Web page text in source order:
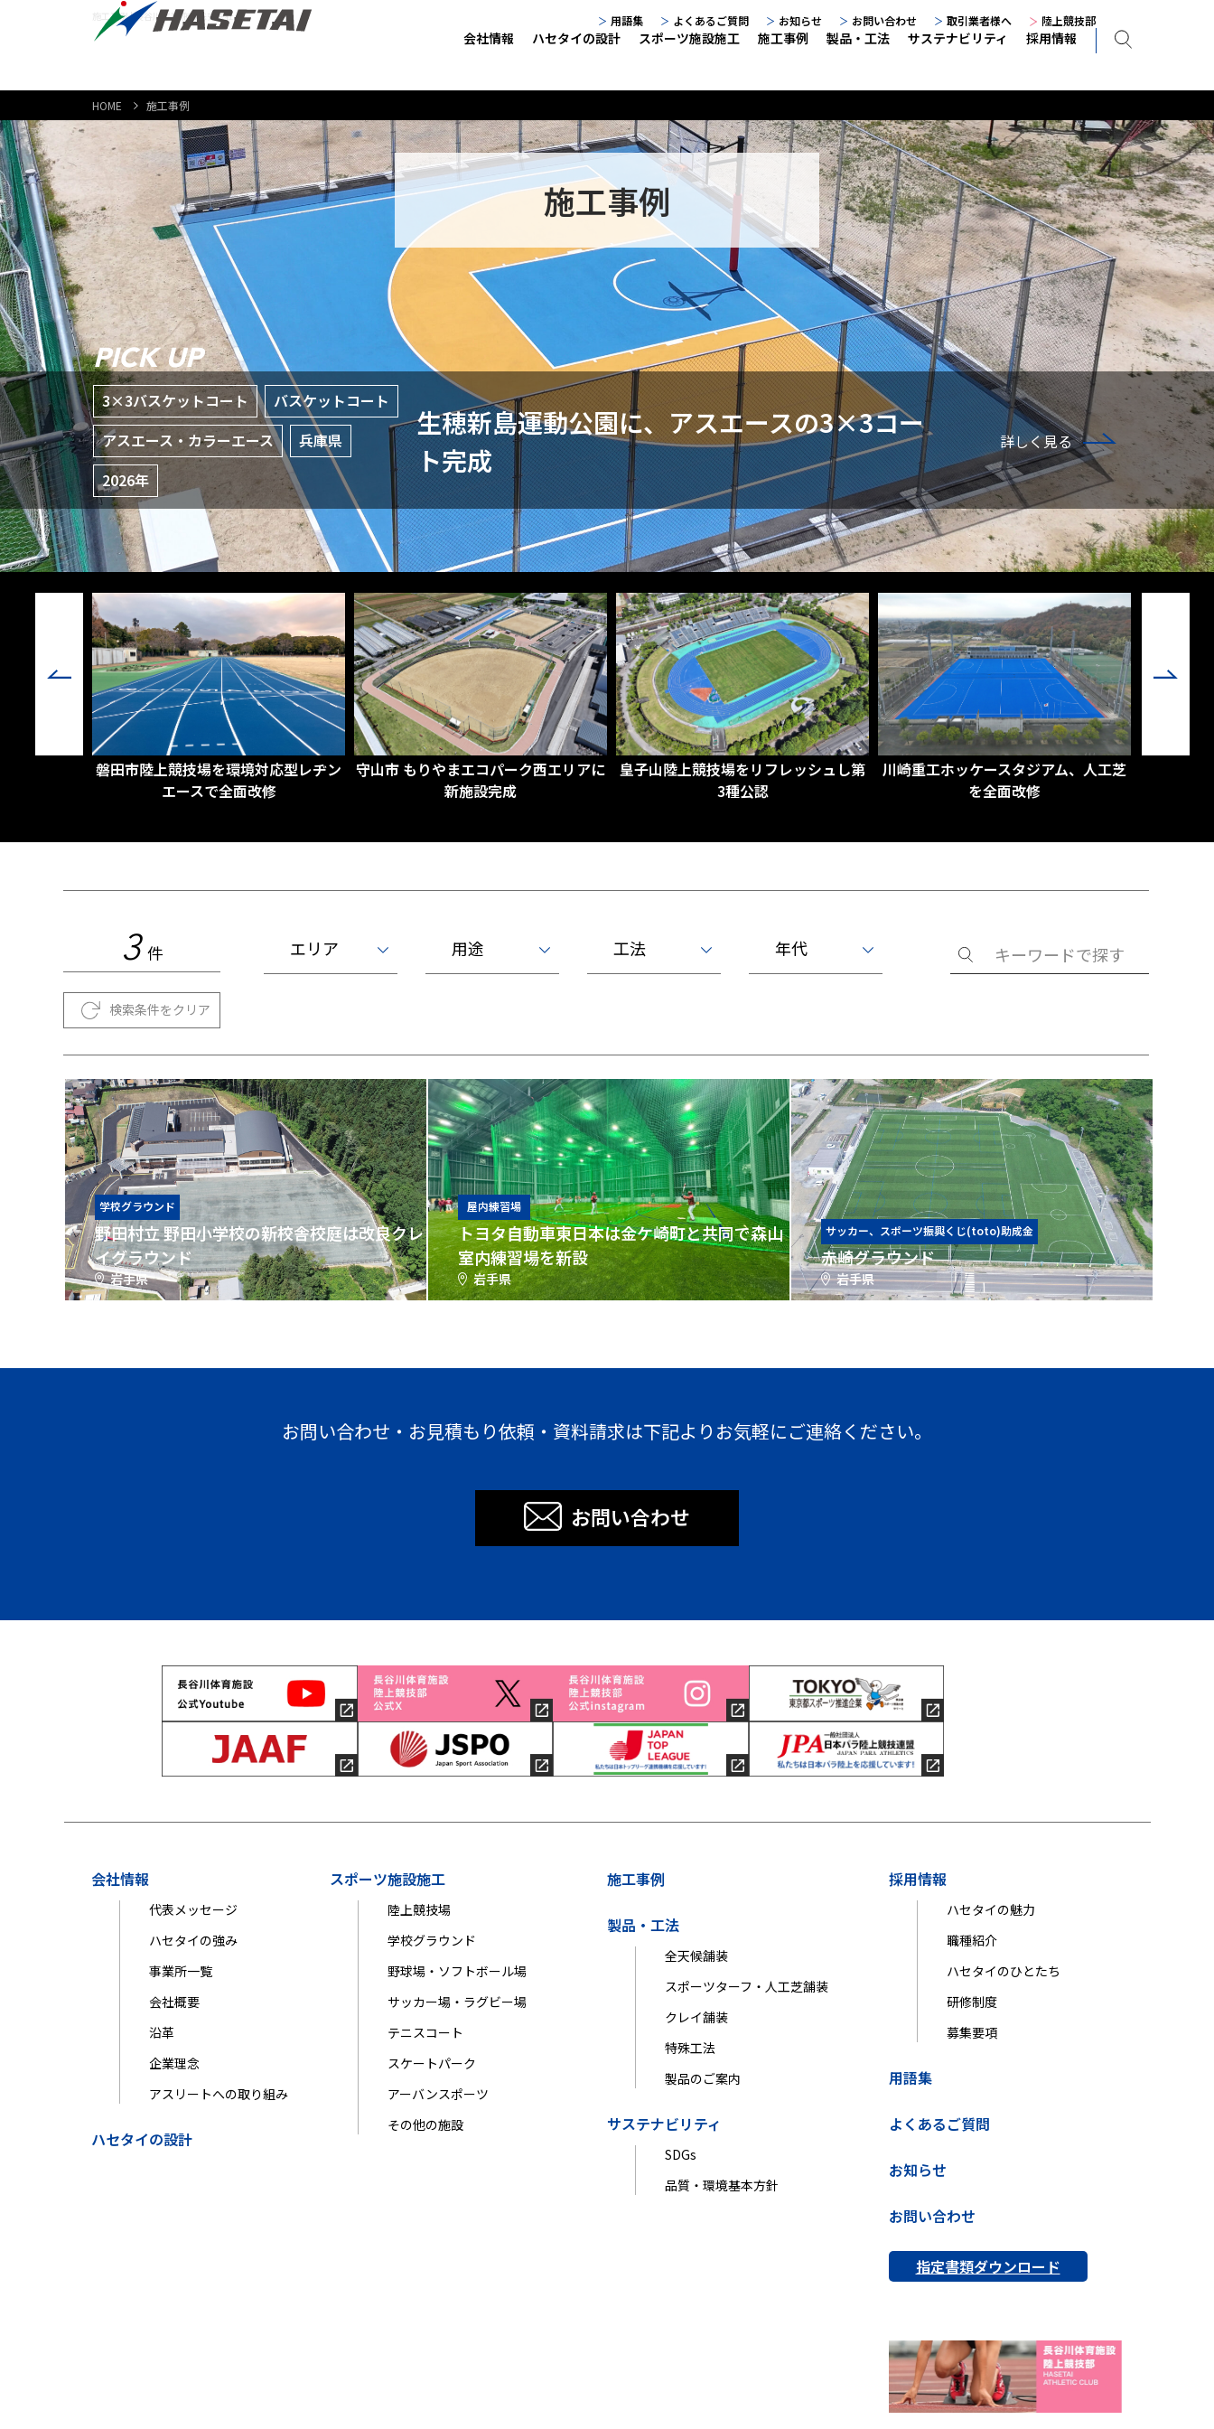
施工事例 | 長谷川体育施設株式会社
会社情報 ハセタイの設計 スポーツ施設施工 施工事例 製品・工法 サステナビリティ 採用情報
用語集 よくあるご質問 お知らせ お問い合わせ 取引業者様へ 陸上競技部
HOME 施工事例
施工事例
PICK UP
3×3バスケットコート
バスケットコート
アスエース・カラーエース
兵庫県
2026年
生穂新島運動公園に、アスエースの3×3コー
ト完成
詳しく見る
対応型レヂン
守山市 もりやまエコパーク西エリアに
新施設完成
皇子山陸上競技場をリフレッシュし第
3種公認
川崎重工ホッケースタジアム、人工芝
を全面改修
HIROHAI佐伯総合スポーツ公園に全面
人工芝の多目的広場が完成
3 件
検索条件をクリア
エリア 用途 工法 年代
学校グラウンド
野田村立 野田小学校の新校舎校庭は改良クレ
イグラウンド
岩手県
屋内練習場
トヨタ自動車東日本は金ケ崎町と共同で森山
室内練習場を新設
岩手県
サッカー、スポーツ振興くじ(toto)助成金
赤崎グラウンド
岩手県
お問い合わせ・お見積もり依頼・資料請求は下記よりお気軽にご連絡ください。
お問い合わせ
会社情報
代表メッセージ
ハセタイの強み
事業所一覧
会社概要
沿革
企業理念
アスリートへの取り組み
ハセタイの設計
スポーツ施設施工
陸上競技場
学校グラウンド
野球場・ソフトボール場
サッカー場・ラグビー場
テニスコート
スケートパーク
アーバンスポーツ
その他の施設
施工事例
製品・工法
全天候舗装
スポーツターフ・人工芝舗装
クレイ舗装
特殊工法
製品のご案内
サステナビリティ
SDGs
品質・環境基本方針
採用情報
ハセタイの魅力
職種紹介
ハセタイのひとたち
研修制度
募集要項
用語集
よくあるご質問
お知らせ
お問い合わせ
指定書類ダウンロード